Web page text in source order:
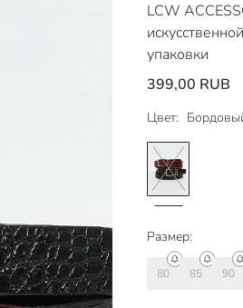
LCW
упаковки
399,00 RUB
Цвет:
Размер:
80 85 90